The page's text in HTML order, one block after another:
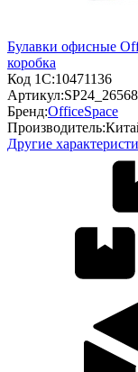
Булавки офисные
коробка
Код 1С:10471136
Артикул:SP24_26568
Бренд:OfficeSpace
Производитель:
Другие